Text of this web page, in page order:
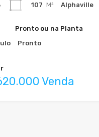
107 M²
Alphaville
Pronto ou na Planta
Pronto
Venda